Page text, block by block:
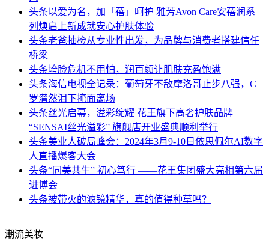
头条以爱为名，加「蓓」呵护 雅芳Avon Care安蓓润系
列焕启上新成就安心护肤体验
头条老爸抽检从专业性出发，为品牌与消费者搭建信任
桥梁
头条垮脸危机不用怕，润百颜让肌肤充盈饱满
头条海信电视全记录：葡萄牙不敌摩洛哥止步八强，C
罗潸然泪下掩面离场
头条丝光启幕，溢彩绽耀 花王旗下高奢护肤品牌
“SENSAI丝光溢彩” 旗舰店开业盛典顺利举行
头条美业人破局峰会：2024年3月9-10日依思佩尔AI数字
人直播爆客大会
头条“同美共生” 初心笃行 ——花王集团盛大亮相第六届
进博会
头条被带火的滤镜精华，真的值得种草吗？
潮流美妆